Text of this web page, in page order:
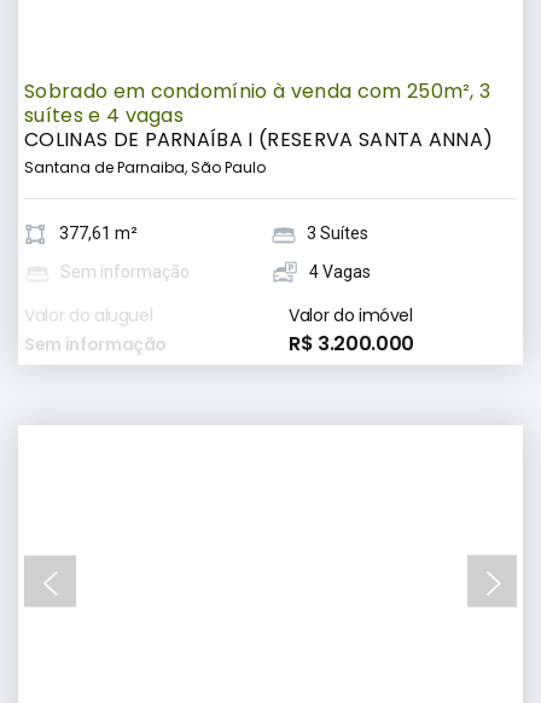
Sobrado em condomínio à venda com 250m², 3
suítes e 4 vagas
COLINAS DE PARNAÍBA I (RESERVA SANTA ANNA)
Santana de Parnaiba, São Paulo
377,61 m²
3 Suítes
Sem informação
4 Vagas
Valor do aluguel
Sem informação
Valor do imóvel
R$ 3.200.000